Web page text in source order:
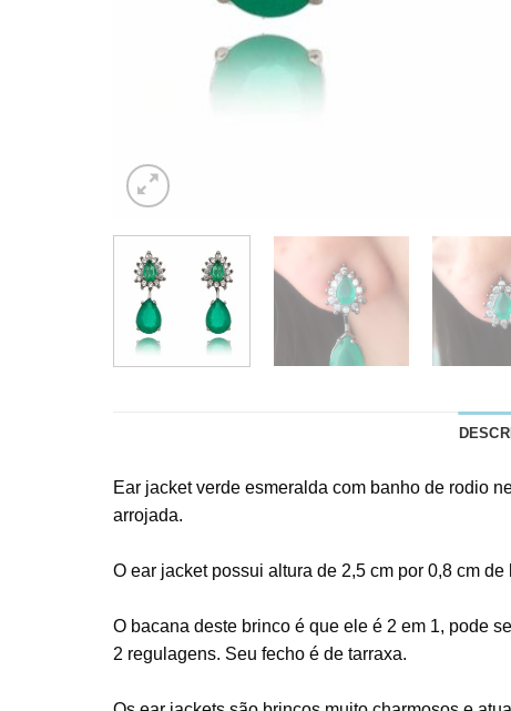
Ear jacket verde esmeralda com banho de rodio
arrojada.
O ear jacket possui altura de 2,5 cm por 0,8 cm
O bacana deste brinco é que ele é 2 em 1, pode
2 regulagens. Seu fecho é de tarraxa.